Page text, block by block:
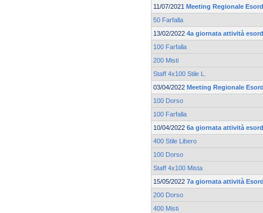
11/07/2021 Meeting Regionale
50 Farfalla
13/02/2022 4a giornata attività
100 Farfalla
200 Misti
Staff 4x100 Stile L.
03/04/2022 Meeting Regionale
100 Dorso
100 Farfalla
10/04/2022 6a giornata attività
400 Stile Libero
100 Dorso
Staff 4x100 Mista
15/05/2022 7a giornata attività
200 Dorso
400 Misti